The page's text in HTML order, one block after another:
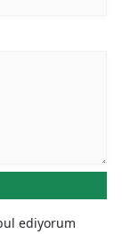
ediyorum